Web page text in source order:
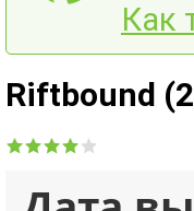
Как
Riftbound